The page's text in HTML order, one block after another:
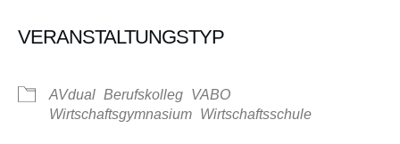
VERANSTALTUNGSTYP
AVdual Berufskolleg VABO
Wirtschaftsgymnasium Wirtschaftsschule